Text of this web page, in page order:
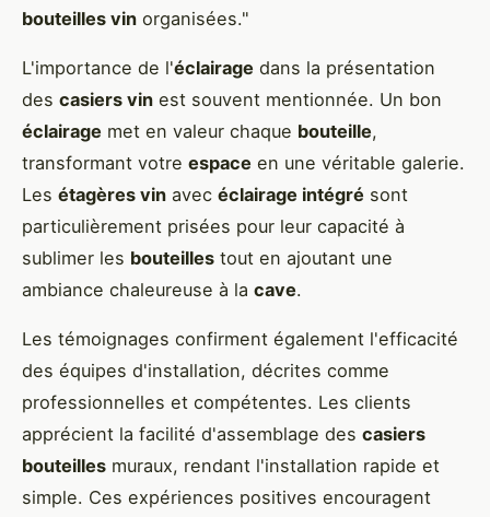
bouteilles vin organisées."
L'importance de l'éclairage dans la présentation
des casiers vin est souvent mentionnée. Un bon
éclairage met en valeur chaque bouteille,
transformant votre espace en une véritable galerie.
Les étagères vin avec éclairage intégré sont
particulièrement prisées pour leur capacité à
sublimer les bouteilles tout en ajoutant une
ambiance chaleureuse à la cave.
Les témoignages confirment également l'efficacité
des équipes d'installation, décrites comme
professionnelles et compétentes. Les clients
apprécient la facilité d'assemblage des casiers
bouteilles muraux, rendant l'installation rapide et
simple. Ces expériences positives encouragent